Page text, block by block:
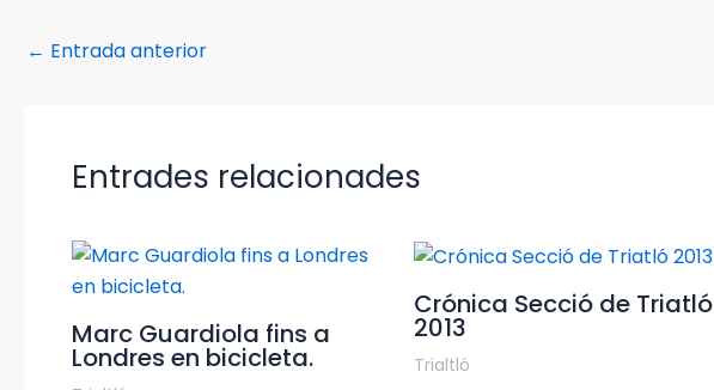
← Entrada anterior
Entrades relacionades
Marc Guardiola fins a
Londres en bicicleta.
Crónica Secció de Triatló
2013
Trialtló